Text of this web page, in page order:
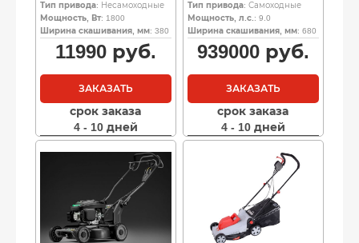
Тип привода: Несамоходные
Мощность, Вт: 1800
Ширина скашивания, мм: 380
11990руб.
ЗАКАЗАТЬ
срок заказа
4 - 10 дней
Тип привода: Самоходные
Мощность, л.с.: 9.0
Ширина скашивания, мм: 680
939000руб.
ЗАКАЗАТЬ
срок заказа
4 - 10 дней